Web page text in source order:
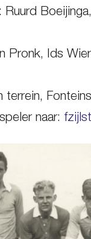
Pronk, Ids
naar: